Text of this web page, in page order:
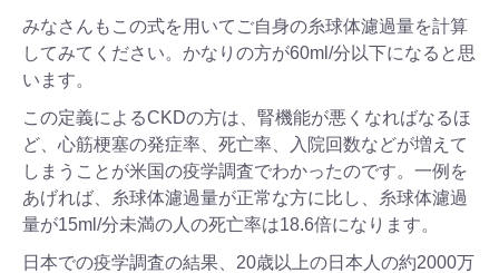
みなさんもこの式を用いてご自身の糸球体濾過量を計算
してみてください。かなりの方が60ml/分以下になると思
います。
この定義によるCKDの方は、腎機能が悪くなればなるほ
ど、心筋梗塞の発症率、死亡率、入院回数などが増えて
しまうことが米国の疫学調査でわかったのです。一例を
あげれば、糸球体濾過量が正常な方に比し、糸球体濾過
量が15ml/分未満の人の死亡率は18.6倍になります。
日本での疫学調査の結果、20歳以上の日本人の約2000万